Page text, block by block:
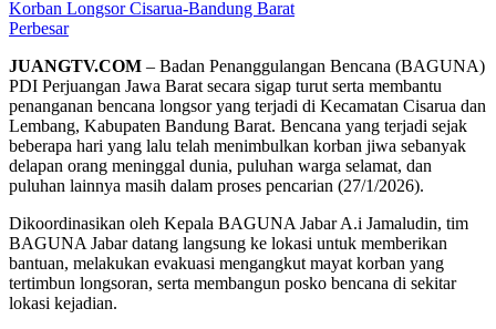
Perbesar
JUANGTV.COM – Badan Penanggulangan Bencana (BAGUNA)
PDI Perjuangan Jawa Barat secara sigap turut serta membantu
penanganan bencana longsor yang terjadi di Kecamatan Cisarua dan
Lembang, Kabupaten Bandung Barat. Bencana yang terjadi sejak
beberapa hari yang lalu telah menimbulkan korban jiwa sebanyak
delapan orang meninggal dunia, puluhan warga selamat, dan
puluhan lainnya masih dalam proses pencarian (27/1/2026).
Dikoordinasikan oleh Kepala BAGUNA Jabar A.i Jamaludin, tim
BAGUNA Jabar datang langsung ke lokasi untuk memberikan
bantuan, melakukan evakuasi mengangkut mayat korban yang
tertimbun longsoran, serta membangun posko bencana di sekitar
lokasi kejadian.